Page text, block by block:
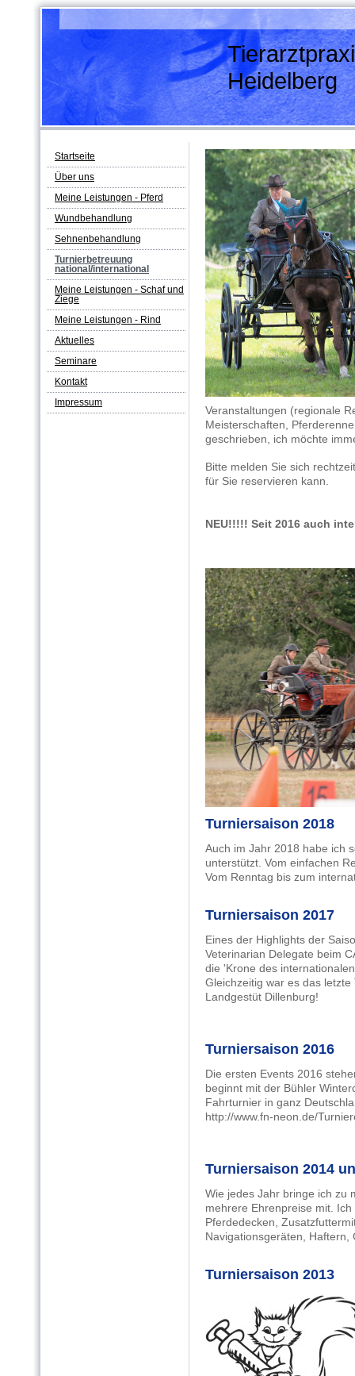
Heidelberg
Startseite
Über uns
Meine Leistungen - Pferd
Wundbehandlung
Sehnenbehandlung
Turnierbetreuung
national/international
Meine Leistungen - Schaf und
Ziege
Meine Leistungen - Rind
Aktuelles
Seminare
Kontakt
Impressum
Veranstaltungen (regionale
Meisterschaften,
geschrieben, ich möchte
Bitte melden Sie sich
für Sie reservieren kann.
NEU!!!!! Seit 2016 auch
Turniersaison 2018
Auch im Jahr 2018 habe ich
unterstützt. Vom einfachen
Vom Renntag bis zum
Turniersaison 2017
Eines der Highlights der
Veterinarian Delegate beim
die 'Krone des
Gleichzeitig war es das
Landgestüt Dillenburg!
Turniersaison 2016
Die ersten Events 2016
beginnt mit der Bühler
Fahrturnier in ganz
http://www.fn-neon.de/
Turniersaison 2014
Wie jedes Jahr bringe ich zu
mehrere Ehrenpreise mit.
Pferdedecken,
Navigationsgeräten, Haftern,
Turniersaison 2013